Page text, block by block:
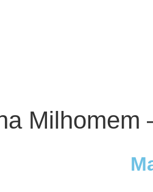
Milhomem